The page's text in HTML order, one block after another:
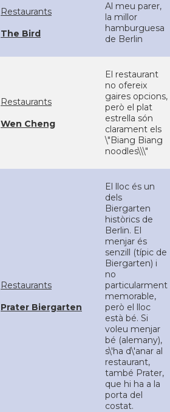
Restaurants
The Bird
Al meu parer,
la millor
hamburguesa
de Berlin
Restaurants
Wen Cheng
El restaurant
no ofereix
gaires opcions,
però el plat
estrella són
clarament els
\"Biang Biang
noodles\\\"
Restaurants
Prater Biergarten
El lloc és un
dels
Biergarten
històrics de
Berlin. El
menjar és
senzill (típic de
Biergarten) i
no
particularment
memorable,
però el lloc
està bé. Si
voleu menjar
bé (alemany),
s\'ha d\'anar al
restaurant,
també Prater,
que hi ha a la
porta del
costat.